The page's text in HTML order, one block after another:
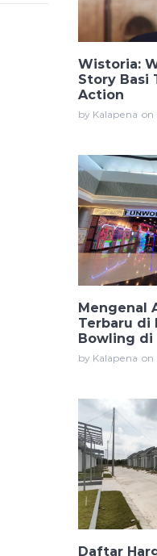
Wistoria:
Story Basi
Action
by Kalapena on
Mengenal
Terbaru di
Bowling di
by Kalapena on
Daftar